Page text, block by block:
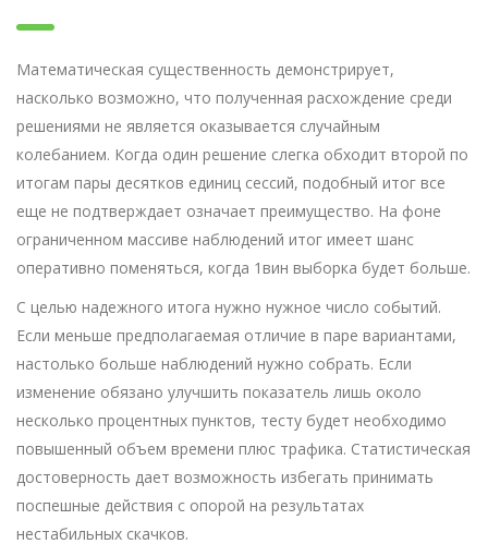
Математическая существенность демонстрирует,
насколько возможно, что полученная расхождение среди
решениями не является оказывается случайным
колебанием. Когда один решение слегка обходит второй по
итогам пары десятков единиц сессий, подобный итог все
еще не подтверждает означает преимущество. На фоне
ограниченном массиве наблюдений итог имеет шанс
оперативно поменяться, когда 1вин выборка будет больше.
С целью надежного итога нужно нужное число событий.
Если меньше предполагаемая отличие в паре вариантами,
настолько больше наблюдений нужно собрать. Если
изменение обязано улучшить показатель лишь около
несколько процентных пунктов, тесту будет необходимо
повышенный объем времени плюс трафика. Статистическая
достоверность дает возможность избегать принимать
поспешные действия с опорой на результатах
нестабильных скачков.